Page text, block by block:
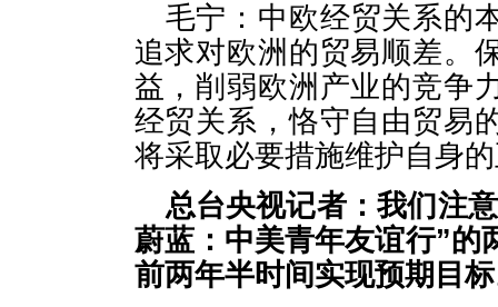
毛宁：中欧经贸关系的
追求对欧洲的贸易顺差。
益，削弱欧洲产业的竞争
经贸关系，恪守自由贸易
将采取必要措施维护自身
总台央视记者：我们注
蔚蓝：中美青年友谊行”的
前两年半时间实现预期目